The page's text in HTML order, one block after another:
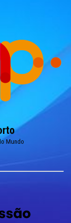
Mundo